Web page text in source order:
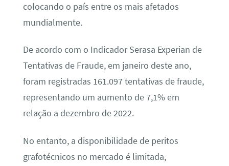
colocando o país entre os mais afetados
mundialmente.
De acordo com o Indicador Serasa Experian de
Tentativas de Fraude, em janeiro deste ano,
foram registradas 161.097 tentativas de fraude,
representando um aumento de 7,1% em
relação a dezembro de 2022.
No entanto, a disponibilidade de peritos
grafotécnicos no mercado é limitada,